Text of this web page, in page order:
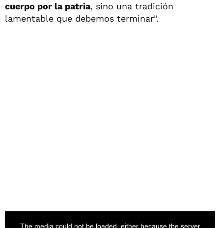
cuerpo por la patria, sino una tradición
lamentable que debemos terminar".